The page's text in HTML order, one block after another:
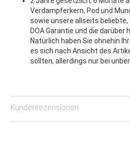
Verdampferkern, Pod und
sowie unsere allseits
DOA Garantie und die darüber
Natürlich haben Sie ohnehin
es sich nach Ansicht des
sollten, allerdings nur bei
Kundenrezensionen